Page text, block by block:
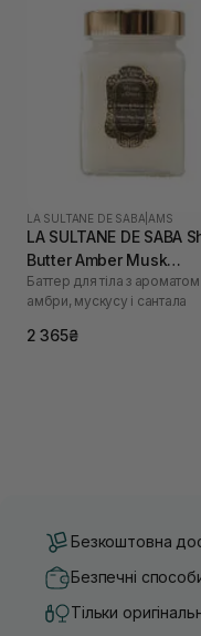
LA SULTANE DE SABA AMS
LA SULTANE DE SABA
Butter Amber Musk
Sandalwood 300 мл
Баттер для тіла з ароматом
амбри, мускусу і сантала
2 365₴
Безкоштовна
Безпечні
Тільки